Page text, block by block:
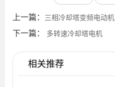
上一篇： 三相冷却塔变频电动机
下一篇： 多转速冷却塔电机
相关推荐